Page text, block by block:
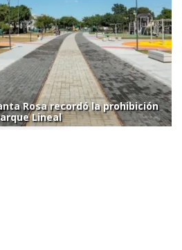
Rosa recordó la prohibición
Lineal